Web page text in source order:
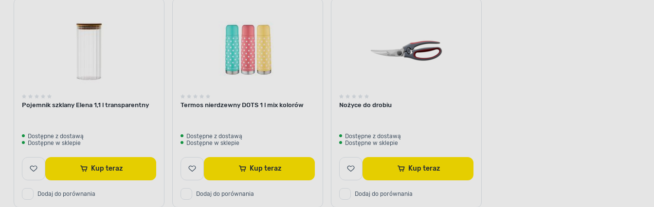
Pojemnik szklany Elena 1,1 l transparentny
Dostępne z dostawą
Dostępne w sklepie
Kup teraz
Dodaj do porównania
Termos nierdzewny DOTS 1 l mix kolorów
Dostępne z dostawą
Dostępne w sklepie
Kup teraz
Dodaj do porównania
Nożyce do drobiu
Dostępne z dostawą
Dostępne w sklepie
Kup teraz
Dodaj do porównania